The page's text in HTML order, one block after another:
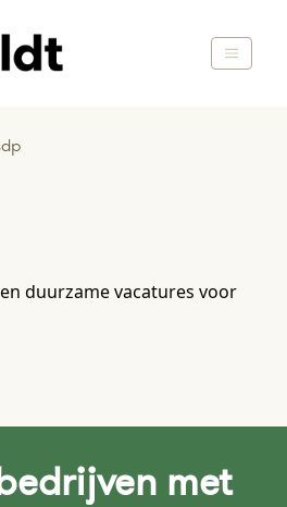
duurzame vacatures voor
met